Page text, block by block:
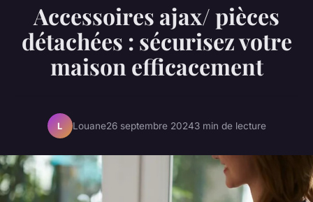
Accessoires ajax/ pièces
détachées : sécurisez votre
maison efficacement
L Louane26 septembre 20243 min de lecture